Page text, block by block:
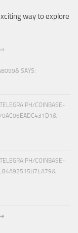
way to explore
⇒
SAYS:
COINBASE-
COINBASE-